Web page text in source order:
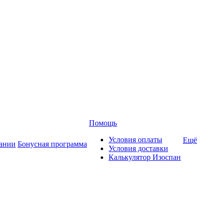
Бонусная программа
Помощь
Условия оплаты
Условия доставки
Калькулятор Изоспан
Ещё